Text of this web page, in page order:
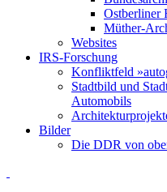
Ostberliner
Müther-
Websites
IRS-Forschung
Konfliktfeld
Stadtbild und
Automobils
Bilder
Die DDR von